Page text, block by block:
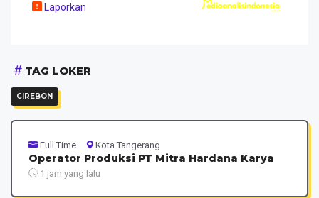
Laporkan
TAG LOKER
CIREBON
Full Time Kota Tangerang
Operator Produksi PT Mitra Hardana Karya
1 jam yang lalu